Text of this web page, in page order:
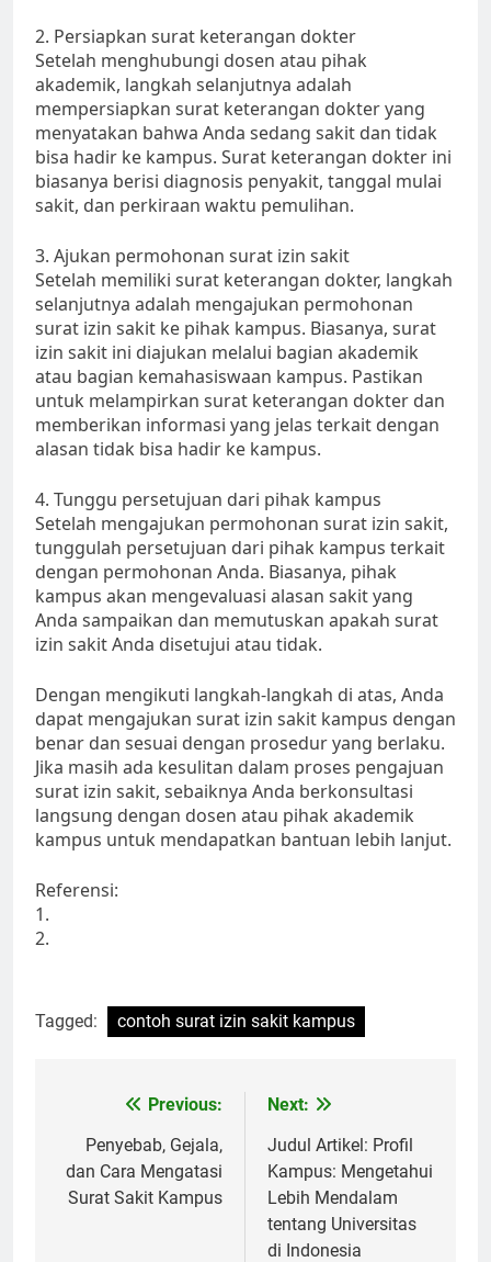
2. Persiapkan surat keterangan dokter
Setelah menghubungi dosen atau pihak
akademik, langkah selanjutnya adalah
mempersiapkan surat keterangan dokter yang
menyatakan bahwa Anda sedang sakit dan tidak
bisa hadir ke kampus. Surat keterangan dokter ini
biasanya berisi diagnosis penyakit, tanggal mulai
sakit, dan perkiraan waktu pemulihan.
3. Ajukan permohonan surat izin sakit
Setelah memiliki surat keterangan dokter, langkah
selanjutnya adalah mengajukan permohonan
surat izin sakit ke pihak kampus. Biasanya, surat
izin sakit ini diajukan melalui bagian akademik
atau bagian kemahasiswaan kampus. Pastikan
untuk melampirkan surat keterangan dokter dan
memberikan informasi yang jelas terkait dengan
alasan tidak bisa hadir ke kampus.
4. Tunggu persetujuan dari pihak kampus
Setelah mengajukan permohonan surat izin sakit,
tunggulah persetujuan dari pihak kampus terkait
dengan permohonan Anda. Biasanya, pihak
kampus akan mengevaluasi alasan sakit yang
Anda sampaikan dan memutuskan apakah surat
izin sakit Anda disetujui atau tidak.
Dengan mengikuti langkah-langkah di atas, Anda
dapat mengajukan surat izin sakit kampus dengan
benar dan sesuai dengan prosedur yang berlaku.
Jika masih ada kesulitan dalam proses pengajuan
surat izin sakit, sebaiknya Anda berkonsultasi
langsung dengan dosen atau pihak akademik
kampus untuk mendapatkan bantuan lebih lanjut.
Referensi:
1.
2.
Tagged: contoh surat izin sakit kampus
navigation
Previous:
Penyebab, Gejala,
dan Cara Mengatasi
Surat Sakit Kampus
Next:
Judul Artikel: Profil
Kampus: Mengetahui
Lebih Mendalam
tentang Universitas
di Indonesia